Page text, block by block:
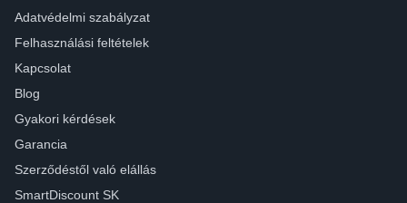
Adatvédelmi szabályzat
Felhasználási feltételek
Kapcsolat
Blog
Gyakori kérdések
Garancia
Szerződéstől való elállás
SmartDiscount SK